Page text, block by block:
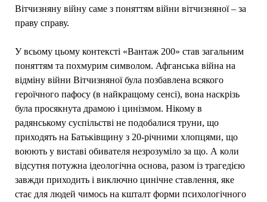
Вітчизняну війну саме з поняттям війни вітчизняної – за
праву справу.
У всьому цьому контексті «Вантаж 200» став загальним
поняттям та похмурим символом. Афганська війна на
відміну війни Вітчизняної була позбавлена ​​всякого
героїчного пафосу (в найкращому сенсі), вона наскрізь
була просякнута драмою і цинізмом. Нікому в
радянському суспільстві не подобалися труни, що
приходять на Батьківщину з 20-річними хлопцями, що
воюють у виставі обивателя незрозуміло за що. А коли
відсутня потужна ідеологічна основа, разом із трагедією
завжди приходить і виключно цинічне ставлення, яке
стає для людей чимось на кшталт форми психологічного